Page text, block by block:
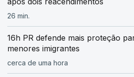
26 min.
16h PR defende mais proteção
menores imigrantes
cerca de uma hora